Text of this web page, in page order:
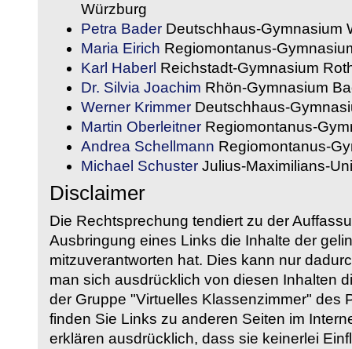
Würzburg
Petra Bader Deutschhaus-Gymnasium
Maria Eirich Regiomontanus-
Karl Haberl Reichstadt-Gymnasium
Dr. Silvia Joachim Rhön-Gymnasium
Werner Krimmer Deutschhaus-
Martin Oberleitner Regiomontanus-
Andrea Schellmann Regiomontanus-
Michael Schuster Julius-Maximilians-
Disclaimer
Die Rechtsprechung tendiert zu der
Ausbringung eines Links die Inhalte der
mitzuverantworten hat. Dies kann nur
man sich ausdrücklich von diesen Inhalten
der Gruppe "Virtuelles Klassenzimmer" des
finden Sie Links zu anderen Seiten im
erklären ausdrücklich, dass sie keinerlei